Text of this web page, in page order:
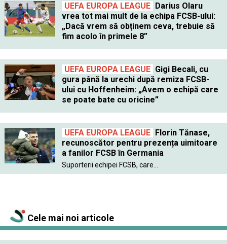
UEFA EUROPA LEAGUE Darius Olaru
vrea tot mai mult de la echipa FCSB-ului:
„Dacă vrem să obținem ceva, trebuie să
fim acolo în primele 8”
UEFA EUROPA LEAGUE Gigi Becali, cu
gura până la urechi după remiza FCSB-
ului cu Hoffenheim: „Avem o echipă care
se poate bate cu oricine”
UEFA EUROPA LEAGUE Florin Tănase,
recunoscător pentru prezența uimitoare
a fanilor FCSB în Germania
Suporterii echipei FCSB, care...
Cele mai noi articole